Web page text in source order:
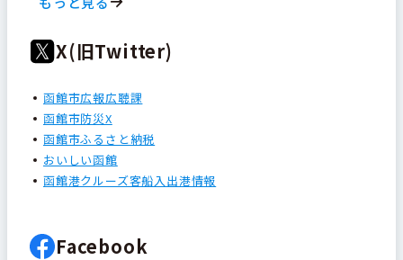
X(旧Twitter)
函館市広報広聴課
函館市防災X
函館市ふるさと納税
おいしい函館
函館港クルーズ客船入出港情報
Facebook